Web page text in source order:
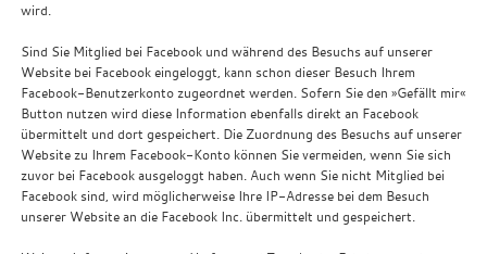
wird.
Sind Sie Mitglied bei Facebook und während des Besuchs auf unserer
Website bei Facebook eingeloggt, kann schon dieser Besuch Ihrem
Facebook-Benutzerkonto zugeordnet werden. Sofern Sie den »Gefällt mir«
Button nutzen wird diese Information ebenfalls direkt an Facebook
übermittelt und dort gespeichert. Die Zuordnung des Besuchs auf unserer
Website zu Ihrem Facebook-Konto können Sie vermeiden, wenn Sie sich
zuvor bei Facebook ausgeloggt haben. Auch wenn Sie nicht Mitglied bei
Facebook sind, wird möglicherweise Ihre IP-Adresse bei dem Besuch
unserer Website an die Facebook Inc. übermittelt und gespeichert.